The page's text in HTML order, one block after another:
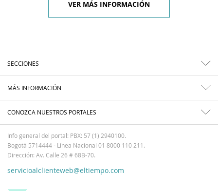
VER MÁS INFORMACIÓN
SECCIONES
MÁS INFORMACIÓN
CONOZCA NUESTROS PORTALES
Info general del portal: PBX: 57 (1) 2940100.
Bogotá 5714444 - Línea Nacional 01 8000 110 211.
Dirección: Av. Calle 26 # 68B-70.
servicioalclienteweb@eltiempo.com